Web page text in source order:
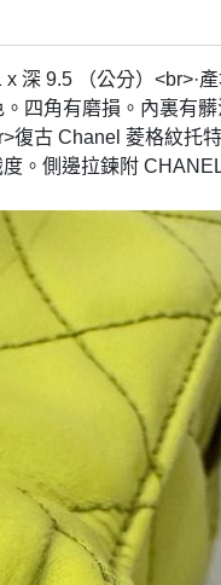
深 9.5 （公分）<br>·
四角有磨損。內裏有
復古 Chanel 菱格紋托
。側邊拉鍊附